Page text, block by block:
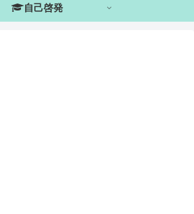
自己啓発